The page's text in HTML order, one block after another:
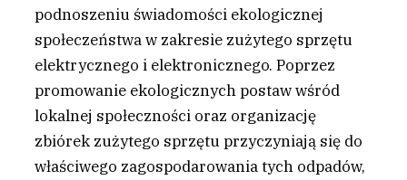
podnoszeniu świadomości ekologicznej
społeczeństwa w zakresie zużytego sprzętu
elektrycznego i elektronicznego. Poprzez
promowanie ekologicznych postaw wśród
lokalnej społeczności oraz organizację
zbiórek zużytego sprzętu przyczyniają się do
właściwego zagospodarowania tych odpadów,